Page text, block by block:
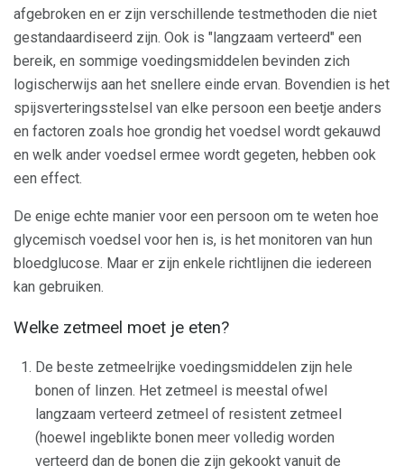
afgebroken en er zijn verschillende testmethoden die niet
gestandaardiseerd zijn. Ook is "langzaam verteerd" een
bereik, en sommige voedingsmiddelen bevinden zich
logischerwijs aan het snellere einde ervan. Bovendien is het
spijsverteringsstelsel van elke persoon een beetje anders
en factoren zoals hoe grondig het voedsel wordt gekauwd
en welk ander voedsel ermee wordt gegeten, hebben ook
een effect.
De enige echte manier voor een persoon om te weten hoe
glycemisch voedsel voor hen is, is het monitoren van hun
bloedglucose. Maar er zijn enkele richtlijnen die iedereen
kan gebruiken.
Welke zetmeel moet je eten?
De beste zetmeelrijke voedingsmiddelen zijn hele
bonen of linzen. Het zetmeel is meestal ofwel
langzaam verteerd zetmeel of resistent zetmeel
(hoewel ingeblikte bonen meer volledig worden
verteerd dan de bonen die zijn gekookt vanuit de